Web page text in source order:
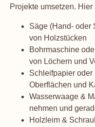
Projekte umsetzen.
Säge (Hand- oder
von Holzstücken
Bohrmaschine
von Löchern und
Schleifpapier oder
Oberflächen und
Wasserwaage &
nehmen und
Holzleim &